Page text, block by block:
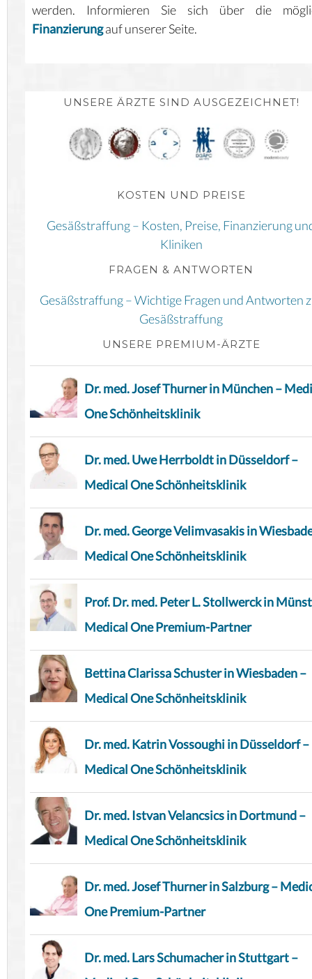
werden. Informieren Sie sich über die
Finanzierungauf unserer Seite.
UNSERE ÄRZTE SIND AUSGEZEICHNET!
KOSTEN UND PREISE
Gesäßstraffung – Kosten, Preise, Finanzierung
Kliniken
FRAGEN & ANTWORTEN
Gesäßstraffung – Wichtige Fragen und Antworten
Gesäßstraffung
UNSERE PREMIUM-ÄRZTE
Dr. med. Josef Thurner in München –
One Schönheitsklinik
Dr. med. Uwe Herrboldt in Düsseldorf –
Medical One Schönheitsklinik
Dr. med. George Velimvasakis in
Medical One Schönheitsklinik
Prof. Dr. med. Peter L. Stollwerck in
Medical One Premium-Partner
Bettina Clarissa Schuster in Wiesbaden –
Medical One Schönheitsklinik
Dr. med. Katrin Vossoughi in Düsseldorf –
Medical One Schönheitsklinik
Dr. med. Istvan Velancsics in Dortmund –
Medical One Schönheitsklinik
Dr. med. Josef Thurner in Salzburg –
One Premium-Partner
Dr. med. Lars Schumacher in Stuttgart –